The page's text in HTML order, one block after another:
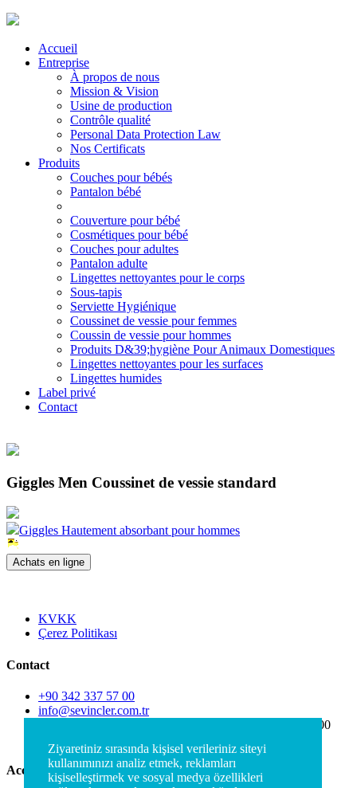
Accueil
Entreprise
À propos de nous
Mission & Vision
Usine de production
Contrôle qualité
Personal Data Protection Law
Nos Certificats
Produits
Couches pour bébés
Pantalon bébé
Couverture pour bébé
Cosmétiques pour bébé
Couches pour adultes
Pantalon adulte
Lingettes nettoyantes pour le corps
Sous-tapis
Serviette Hygiénique
Coussinet de vessie pour femmes
Coussin de vessie pour hommes
Produits D&39;hygiène Pour Animaux Domestiques
Lingettes nettoyantes pour les surfaces
Lingettes humides
Label privé
Contact
Giggles Men Coussinet de vessie standard
Giggles Hautement absorbant pour hommes
Achats en ligne
KVKK
Çerez Politikası
Contact
+90 342 337 57 00
info@sevincler.com.tr
5. Organize Sanayi Bölgesi 83557 Nolu Cad. No:9 27600
Accès rapide
Ziyaretiniz sırasında kişisel verileriniz siteyi
kullanımınızı analiz etmek, reklamları
kişiselleştirmek ve sosyal medya özellikleri